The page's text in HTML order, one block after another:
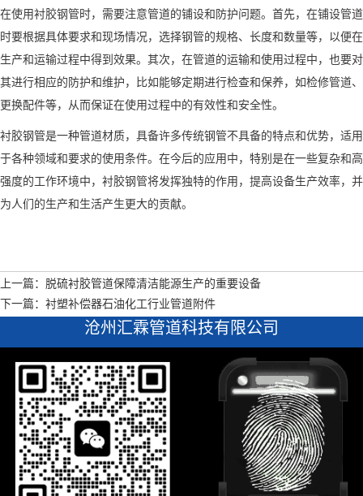
在使用衬胶钢管时，需要注意管道的铺设和防护问题。首先，在铺设管道
时要根据具体要求和现场情况，选择钢管的规格、长度和数量等，以便在
生产和运输过程中得到效果。其次，在管道的运输和使用过程中，也要对
其进行相应的防护和维护，比如能够定期进行检查和保养，如检修管道、
更换配件等，从而保证在使用过程中的有效性和安全性。
衬胶钢管是一种管道材质，具备许多传统钢管不具备的特点和优势，适用
于各种领域和要求的使用条件。在今后的应用中，特别是在一些复杂和高
强度的工作环境中，衬胶钢管将发挥独特的作用，提高设备生产效率，并
为人们的生产和生活产生更大的贡献。
上一篇：脱硫衬胶管道保障清洁能源生产的重要设备
下一篇：衬塑补偿器石油化工行业管道附件
沧州汇霖管道科技有限公司